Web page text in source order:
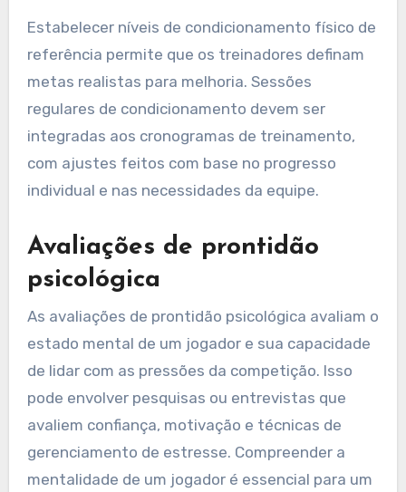
Estabelecer níveis de condicionamento físico de
referência permite que os treinadores definam
metas realistas para melhoria. Sessões
regulares de condicionamento devem ser
integradas aos cronogramas de treinamento,
com ajustes feitos com base no progresso
individual e nas necessidades da equipe.
Avaliações de prontidão
psicológica
As avaliações de prontidão psicológica avaliam o
estado mental de um jogador e sua capacidade
de lidar com as pressões da competição. Isso
pode envolver pesquisas ou entrevistas que
avaliem confiança, motivação e técnicas de
gerenciamento de estresse. Compreender a
mentalidade de um jogador é essencial para um